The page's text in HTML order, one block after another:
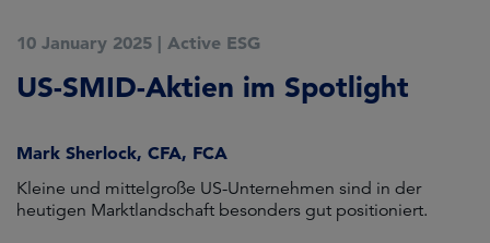
10 January 2025 | Active ESG
US-SMID-Aktien im Spotlight
Mark Sherlock, CFA, FCA
Kleine und mittelgroße US-Unternehmen sind in der
heutigen Marktlandschaft besonders gut positioniert.